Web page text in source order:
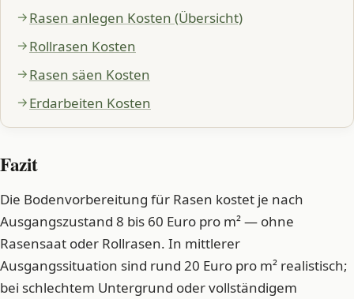
Rasen anlegen Kosten (Übersicht)
Rollrasen Kosten
Rasen säen Kosten
Erdarbeiten Kosten
Fazit
Die Bodenvorbereitung für Rasen kostet je nach
Ausgangszustand 8 bis 60 Euro pro m² — ohne
Rasensaat oder Rollrasen. In mittlerer
Ausgangssituation sind rund 20 Euro pro m² realistisch;
bei schlechtem Untergrund oder vollständigem